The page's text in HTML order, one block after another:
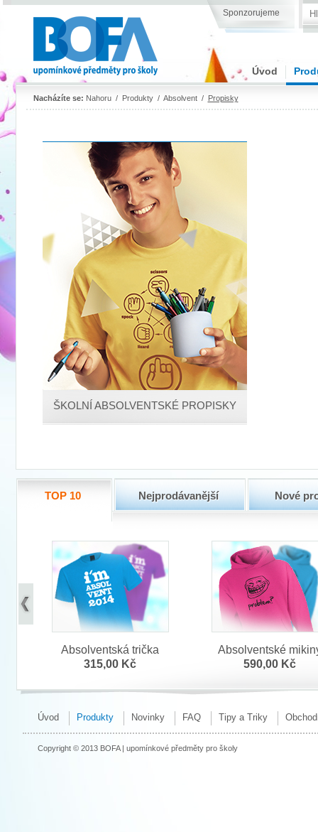
Sponzorujeme
Úvod
Nacházíte se: Nahoru/ Produkty/ Absolvent/ Propisky
ŠKOLNÍ ABSOLVENTSKÉ PROPISKY
TOP 10 Nejprodávanější Nové
Absolventská trička
315,00 Kč
Absolventské
590,00 Kč
Úvod Produkty Novinky FAQ Tipy a Triky
Copyright © 2013 BOFA | upomínkové předměty pro školy